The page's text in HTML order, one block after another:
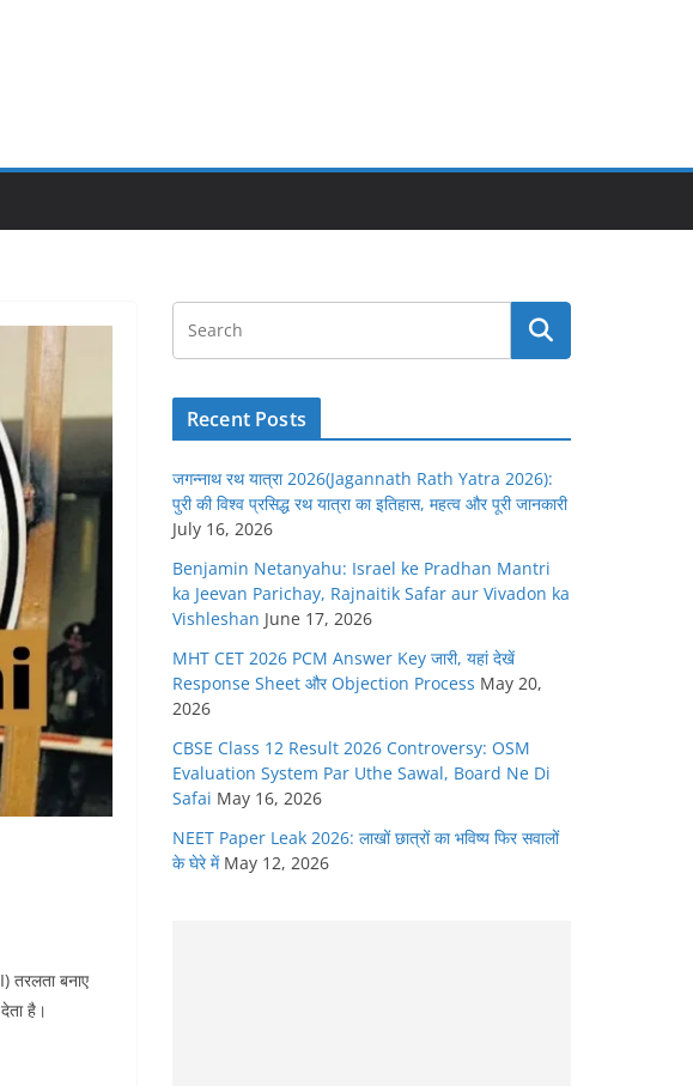
तरलता बनाए
है।
Recent Posts
जगन्नाथ रथ यात्रा 2026(Jagannath Rath Yatra 2026):
पुरी की विश्व प्रसिद्ध रथ यात्रा का इतिहास, महत्व और पूरी जानकारी
July 16, 2026
Benjamin Netanyahu: Israel ke Pradhan Mantri
ka Jeevan Parichay, Rajnaitik Safar aur Vivadon ka
Vishleshan June 17, 2026
MHT CET 2026 PCM Answer Key जारी, यहां देखें
Response Sheet और Objection Process May 20,
2026
CBSE Class 12 Result 2026 Controversy: OSM
Evaluation System Par Uthe Sawal, Board Ne Di
Safai May 16, 2026
NEET Paper Leak 2026: लाखों छात्रों का भविष्य फिर सवालों
के घेरे में May 12, 2026